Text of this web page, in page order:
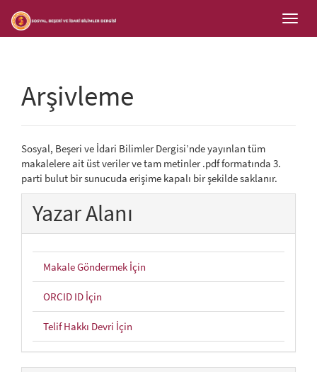
##plugins.themes.bootstrap3.accessible_menu.main_content##
##plugins.themes.bootstrap3.accessible_menu.sidebar##
Arşivleme
Sosyal, Beşeri ve İdari Bilimler Dergisi’nde yayınlan tüm
makalelere ait üst veriler ve tam metinler .pdf formatında 3.
parti bulut bir sunucuda erişime kapalı bir şekilde saklanır.
Yazar Alanı
Makale Göndermek İçin
ORCID ID İçin
Telif Hakkı Devri İçin